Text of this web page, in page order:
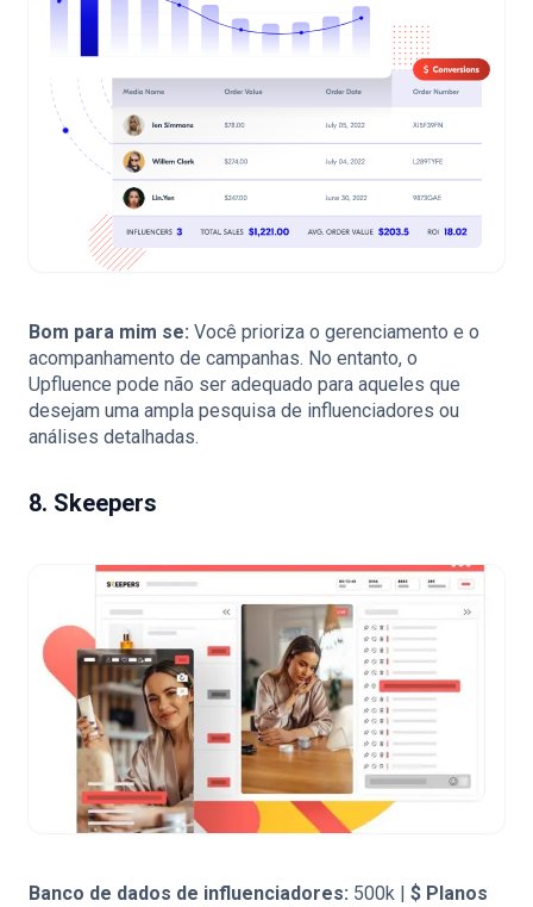
Bom para mim se: Você prioriza o gerenciamento e o
acompanhamento de campanhas. No entanto, o
Upfluence pode não ser adequado para aqueles que
desejam uma ampla pesquisa de influenciadores ou
análises detalhadas.
8. Skeepers
Banco de dados de influenciadores: 500k | $ Planos